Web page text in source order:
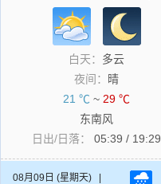
白天： 多云
夜间：
晴
21 ℃ ~ 29 ℃
东南风
日出/日落：
05:39 / 19:29
08月09日 (星期天) |